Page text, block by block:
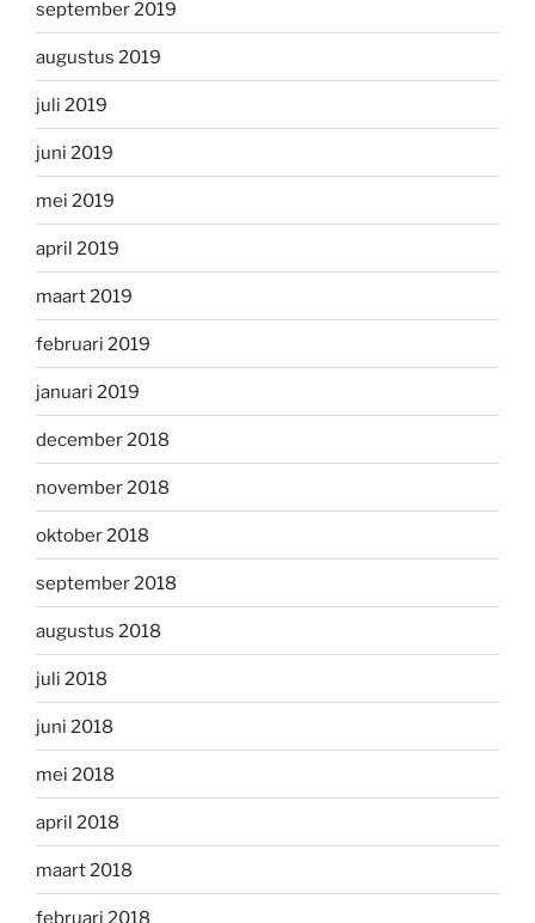
september 2019
augustus 2019
juli 2019
juni 2019
mei 2019
april 2019
maart 2019
februari 2019
januari 2019
december 2018
november 2018
oktober 2018
september 2018
augustus 2018
juli 2018
juni 2018
mei 2018
april 2018
maart 2018
februari 2018